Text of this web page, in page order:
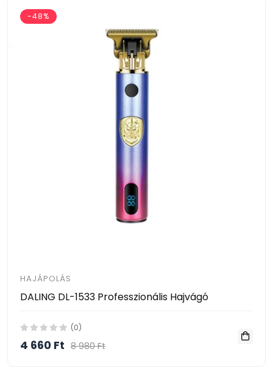
-48%
HAJÁPOLÁS
DALING DL-1533 Professzionális Hajvágó
(0)
4 660 Ft 8 980 Ft